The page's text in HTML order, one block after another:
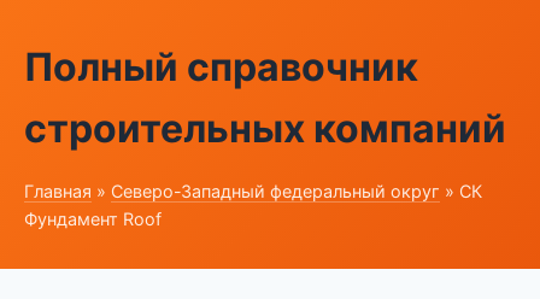
Полный справочник
строительных компаний
Главная » Северо-Западный федеральный округ » СК
Фундамент Roof